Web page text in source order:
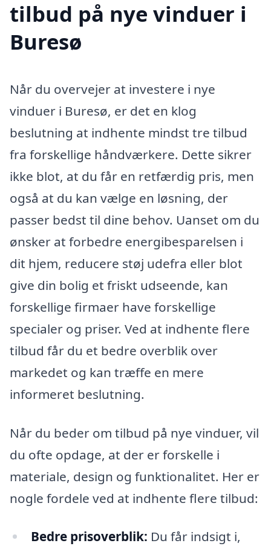
tilbud på nye vinduer i
Buresø
Når du overvejer at investere i nye
vinduer i Buresø, er det en klog
beslutning at indhente mindst tre tilbud
fra forskellige håndværkere. Dette sikrer
ikke blot, at du får en retfærdig pris, men
også at du kan vælge en løsning, der
passer bedst til dine behov. Uanset om du
ønsker at forbedre energibesparelsen i
dit hjem, reducere støj udefra eller blot
give din bolig et friskt udseende, kan
forskellige firmaer have forskellige
specialer og priser. Ved at indhente flere
tilbud får du et bedre overblik over
markedet og kan træffe en mere
informeret beslutning.
Når du beder om tilbud på nye vinduer, vil
du ofte opdage, at der er forskelle i
materiale, design og funktionalitet. Her er
nogle fordele ved at indhente flere tilbud:
Bedre prisoverblik: Du får indsigt i,